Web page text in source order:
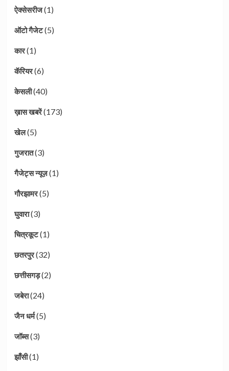
ऐक्सेसरीज(1)
ऑटो गैजेट(5)
कार(1)
कॅरियर(6)
केसली(40)
ख़ास खबरें(173)
खेल(5)
गुजरात(3)
गैजेट्स न्यूज़(1)
गौरझामर(5)
घुवारा(3)
चित्रकूट(1)
छतरपुर(32)
छत्तीसगड़(2)
जबेरा(24)
जैन धर्म(5)
जॉब्स(3)
झाँसी(1)